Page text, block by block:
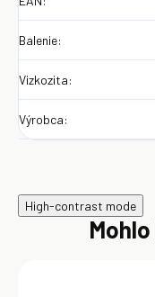
Balenie:
Vizkozita:
Výrobca:
High-contrast mode